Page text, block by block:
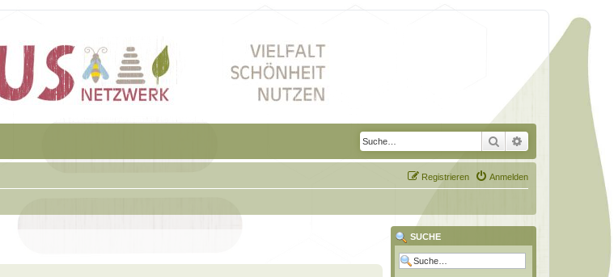
Suche Erweiterte Suche
Anmelden
Registrieren
SUCHE